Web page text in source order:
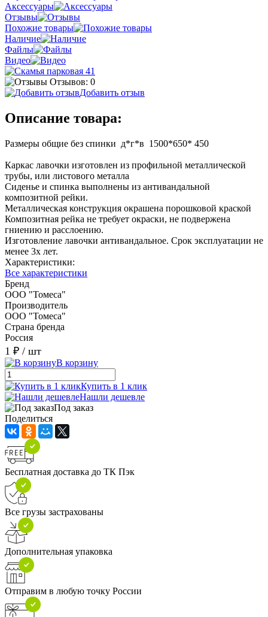
Аксессуары
Отзывы
Похожие товары
Наличие
Файлы
Видео
Отзывов: 0
Добавить отзыв
Описание товара:
Размеры общие без спинки д*г*в 1500*650* 450
Каркас лавочки изготовлен из профильной металлической
трубы, или листового металла
Сиденье и спинка выполнены из антивандальной
композитной рейки.
Металлическая конструкция окрашена порошковой краской
Композитная рейка не требует окраски, не подвержена
гниению и расслоению.
Изготовление лавочки антивандальное. Срок эксплуатации не
менее 3х лет.
Характеристики:
Все характеристики
Бренд
ООО "Томеса"
Производитель
ООО "Томеса"
Страна бренда
Россия
1 ₽ / шт
В корзину
Купить в 1 клик
Нашли дешевле
Под заказ
Поделиться
Бесплатная доставка до ТК Пэк
Все грузы застрахованы
Дополнительная упаковка
Отправим в любую точку России